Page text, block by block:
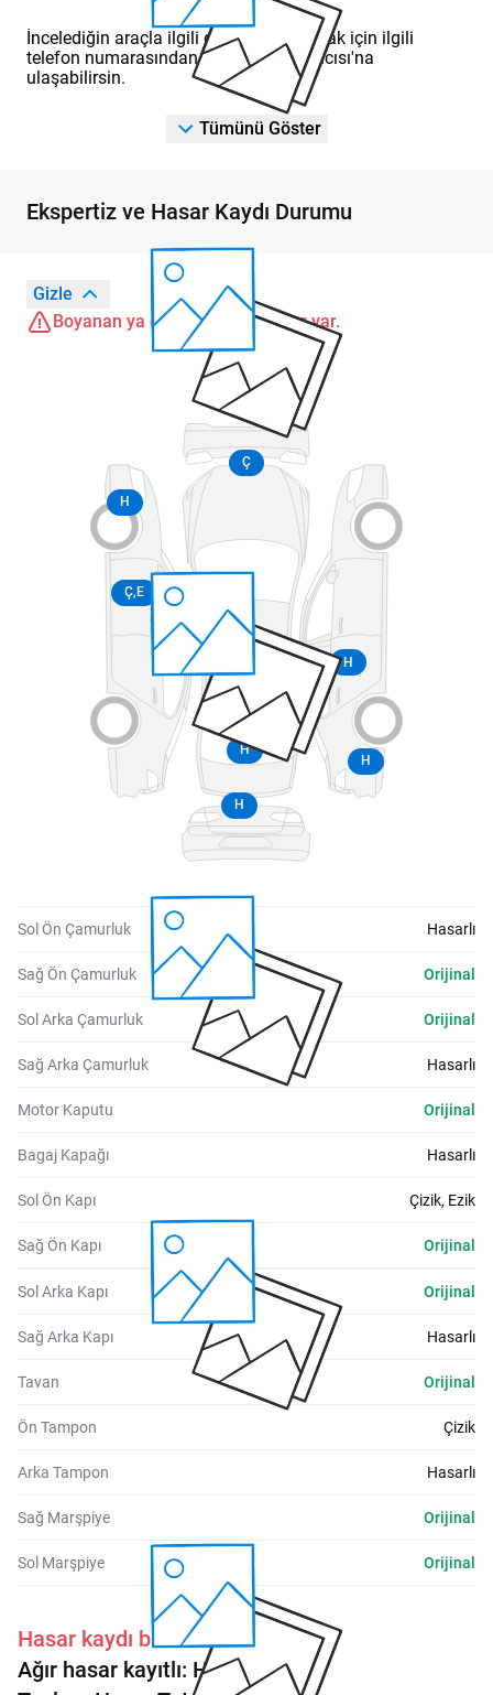
İncelediğin araçla ilgili detaylı bilgi almak için ilgili
telefon numarasından DOD Yetkili Satıcısı'na
ulaşabilirsin.
Tümünü Göster
Ekspertiz ve Hasar Kaydı Durumu
Gizle
Boyanan ya da değişen parçalar var.
H
Ç,E
H
H
H
Ç
H
Sol Ön Çamurluk Hasarlı
Sağ Ön Çamurluk Orijinal
Sol Arka Çamurluk Orijinal
Sağ Arka Çamurluk Hasarlı
Motor Kaputu Orijinal
Bagaj Kapağı Hasarlı
Sol Ön Kapı Çizik, Ezik
Sağ Ön Kapı Orijinal
Sol Arka Kapı Orijinal
Sağ Arka Kapı Hasarlı
Tavan Orijinal
Ön Tampon Çizik
Arka Tampon Hasarlı
Sağ Marşpiye Orijinal
Sol Marşpiye Orijinal
Hasar kaydı bulunmaktadır.
Ağır hasar kayıtlı: Hayır